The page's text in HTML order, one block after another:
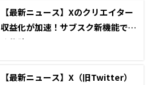
【最新ニュース】Xのクリエイター
収益化が加速！サブスク新機能で稼
ぐ秘訣
【最新ニュース】X（旧Twitter）